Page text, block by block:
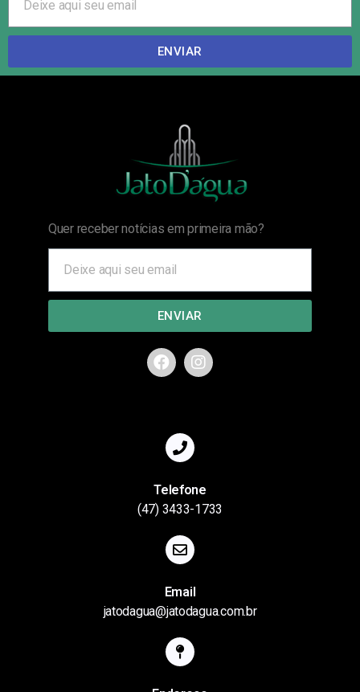
ENVIAR
Quer receber notícias em primeira mão?
ENVIAR
Telefone
(47) 3433-1733
Email
jatodagua@jatodagua.com.br